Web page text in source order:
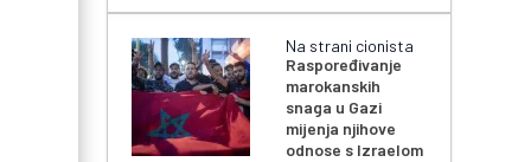
Na strani cionista
Raspoređivanje
marokanskih
snaga u Gazi
mijenja njihove
odnose s Izraelom